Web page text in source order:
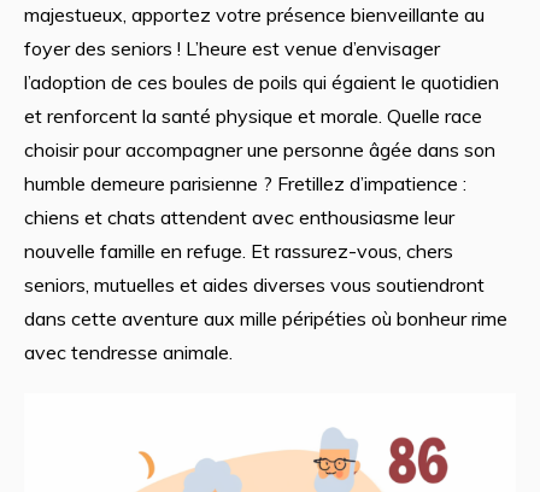
majestueux, apportez votre présence bienveillante au
foyer des seniors ! L’heure est venue d’envisager
l’adoption de ces boules de poils qui égaient le quotidien
et renforcent la santé physique et morale. Quelle race
choisir pour accompagner une personne âgée dans son
humble demeure parisienne ? Fretillez d’impatience :
chiens et chats attendent avec enthousiasme leur
nouvelle famille en refuge. Et rassurez-vous, chers
seniors, mutuelles et aides diverses vous soutiendront
dans cette aventure aux mille péripéties où bonheur rime
avec tendresse animale.